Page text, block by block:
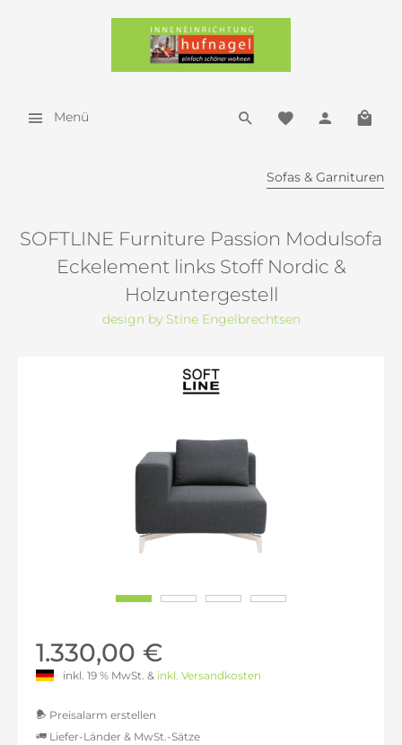
Menü
Sofas & Garnituren
SOFTLINE Furniture Passion Modulsofa
Eckelement links Stoff Nordic &
Holzuntergestell
design by Stine Engelbrechtsen
1.330,00 €
inkl. 19 % MwSt. & inkl. Versandkosten
Preisalarm erstellen
Liefer-Länder & MwSt.-Sätze